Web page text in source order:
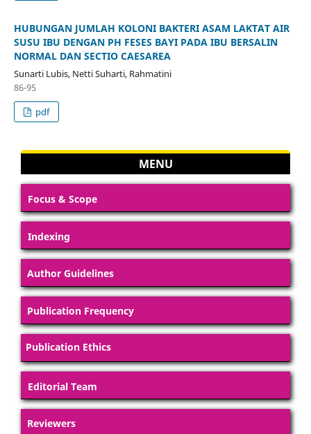
HUBUNGAN JUMLAH KOLONI BAKTERI ASAM LAKTAT AIR
SUSU IBU DENGAN PH FESES BAYI PADA IBU BERSALIN
NORMAL DAN SECTIO CAESAREA
Sunarti Lubis, Netti Suharti, Rahmatini
86-95
pdf
MENU
Focus & Scope
Indexing
Author Guidelines
Publication Frequency
Publication Ethics
Editorial Team
Reviewers